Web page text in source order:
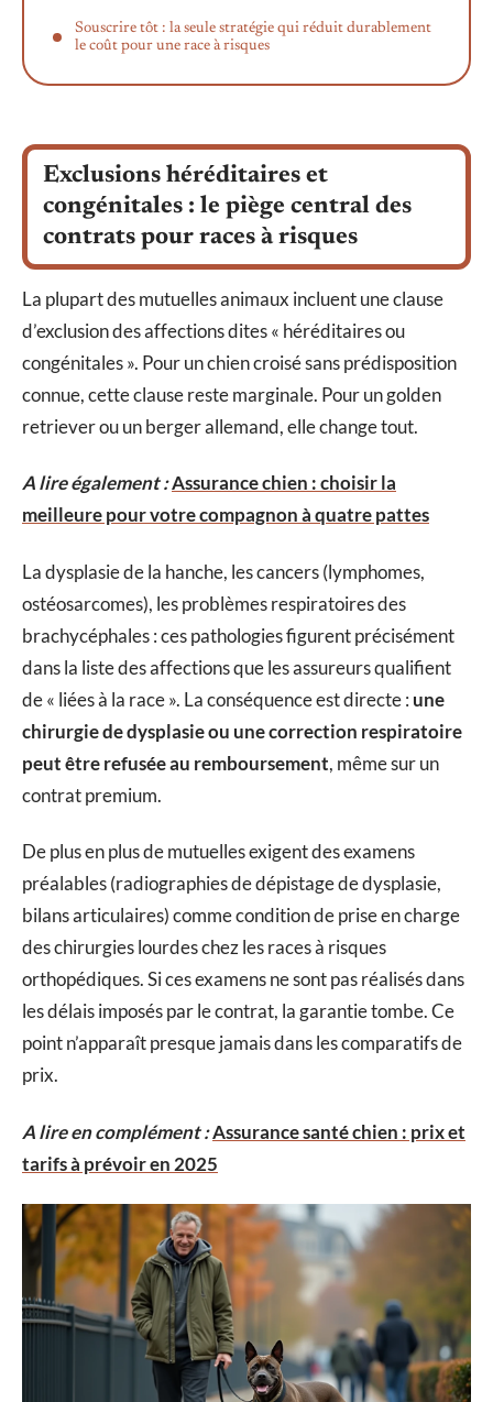
Souscrire tôt : la seule stratégie qui réduit durablement
le coût pour une race à risques
Exclusions héréditaires et
congénitales : le piège central des
contrats pour races à risques
La plupart des mutuelles animaux incluent une clause
d’exclusion des affections dites « héréditaires ou
congénitales ». Pour un chien croisé sans prédisposition
connue, cette clause reste marginale. Pour un golden
retriever ou un berger allemand, elle change tout.
A lire également :Assurance chien : choisir la
meilleure pour votre compagnon à quatre pattes
La dysplasie de la hanche, les cancers (lymphomes,
ostéosarcomes), les problèmes respiratoires des
brachycéphales : ces pathologies figurent précisément
dans la liste des affections que les assureurs qualifient
de « liées à la race ». La conséquence est directe : une
chirurgie de dysplasie ou une correction respiratoire
peut être refusée au remboursement, même sur un
contrat premium.
De plus en plus de mutuelles exigent des examens
préalables (radiographies de dépistage de dysplasie,
bilans articulaires) comme condition de prise en charge
des chirurgies lourdes chez les races à risques
orthopédiques. Si ces examens ne sont pas réalisés dans
les délais imposés par le contrat, la garantie tombe. Ce
point n’apparaît presque jamais dans les comparatifs de
prix.
A lire en complément :Assurance santé chien : prix et
tarifs à prévoir en 2025